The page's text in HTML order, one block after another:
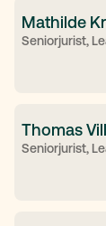
Mathilde
Seniorjurist,
Thomas
Seniorjurist,